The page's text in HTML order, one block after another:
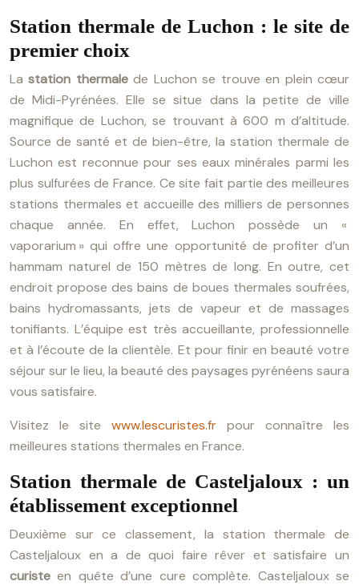
Station thermale de Luchon : le site de
premier choix
Lastation thermalede Luchon se trouve en plein cœur
de Midi-Pyrénées. Elle se situe dans la petite de ville
magnifique de Luchon, se trouvant à 600 m d’altitude.
Source de santé et de bien-être, la station thermale de
Luchon est reconnue pour ses eaux minérales parmi les
plus sulfurées de France. Ce site fait partie des meilleures
stations thermales et accueille des milliers de personnes
chaque année. En effet, Luchon possède un «
vaporarium » qui offre une opportunité de profiter d’un
hammam naturel de 150 mètres de long. En outre, cet
endroit propose des bains de boues thermales soufrées,
bains hydromassants, jets de vapeur et de massages
tonifiants. L’équipe est très accueillante, professionnelle
et à l’écoute de la clientèle. Et pour finir en beauté votre
séjour sur le lieu, la beauté des paysages pyrénéens saura
vous satisfaire.
Visitez le site www.lescuristes.fr pour connaître les
meilleures stations thermales en France.
Station thermale de Casteljaloux : un
établissement exceptionnel
Deuxième sur ce classement, la station thermale de
Casteljaloux en a de quoi faire rêver et satisfaire un
curiste en quête d’une cure complète. Casteljaloux se